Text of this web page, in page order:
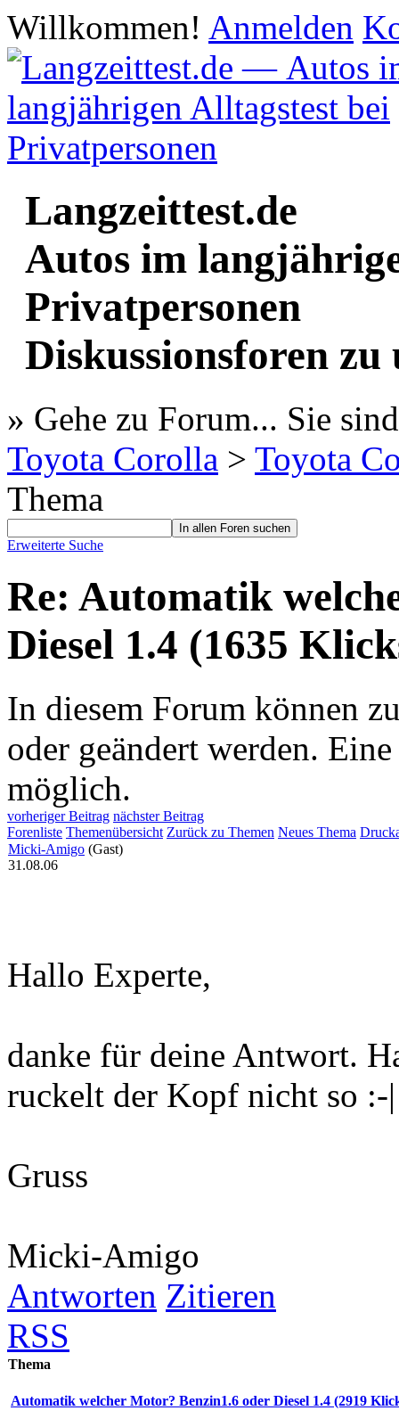
Willkommen! Anmelden
Langzeittest.de
Autos im
Privatpersonen
Diskussionsforen zu
» Gehe zu Forum... Sie
Toyota Corolla > Toyota
Thema
Erweiterte Suche
Re: Automatik
Diesel 1.4 (1635
In diesem Forum können
oder geändert werden.
möglich.
vorheriger Beitrag nächster Beitrag
Forenliste Themenübersicht Zurück zu Themen Neues Thema
Micki-Amigo (Gast)
31.08.06
Hallo Experte,
danke für deine Antwort.
ruckelt der Kopf nicht so :-|
Gruss
Micki-Amigo
Antworten Zitieren
RSS
Thema
Automatik welcher Motor? Benzin1.6 oder Diesel 1.4 (2919